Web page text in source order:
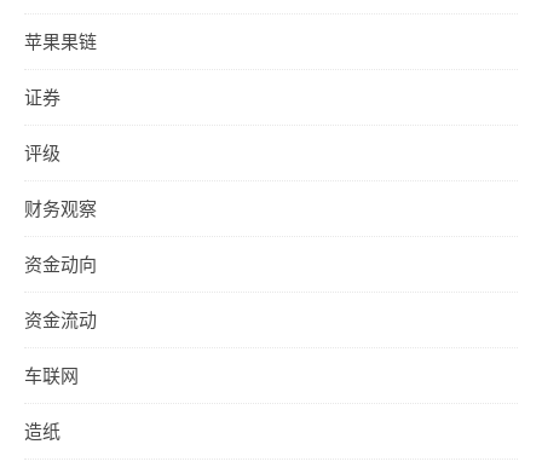
苹果果链
证券
评级
财务观察
资金动向
资金流动
车联网
造纸